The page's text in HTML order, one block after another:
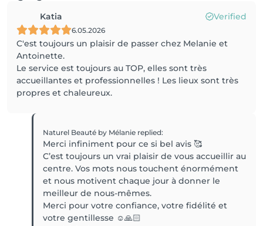
Katia Verified
6.05.2026
C'est toujours un plaisir de passer chez Melanie et
Antoinette.
Le service est toujours au TOP, elles sont très
accueillantes et professionnelles ! Les lieux sont très
propres et chaleureux.
Naturel Beauté by Mélanie replied:
Merci infiniment pour ce si bel avis 🥰
C’est toujours un vrai plaisir de vous accueillir au
centre. Vos mots nous touchent énormément
et nous motivent chaque jour à donner le
meilleur de nous-mêmes.
Merci pour votre confiance, votre fidélité et
votre gentillesse ☺️🙏🏻